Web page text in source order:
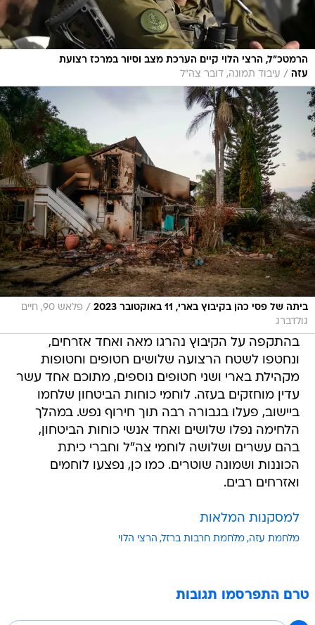
הרמטכ״ל, הרצי הלוי קיים הערכת מצב וסיור במרכז רצועת
עזה / עיבוד תמונה, דובר צה"ל
ביתה של פסי כהן בקיבוץ בארי, 11 באוקטובר 2023 /
פלאש 90, חיים
גולדברג
בהתקפה על הקיבוץ נהרגו מאה ואחד אזרחים,
ונחטפו לשטח הרצועה שלושים חטופים וחטופות
מקהילת בארי ושני חטופים נוספים, מתוכם אחד עשר
עדין מוחזקים בעזה. לוחמי כוחות הביטחון שלחמו
ביישוב, פעלו בגבורה רבה תוך חירוף נפש. במהלך
הלחימה נפלו שלושים ואחד אנשי כוחות הביטחון,
בהם עשרים ושלושה לוחמי צה"ל וחברי כיתת
הכוננות ושמונה שוטרים. כמו כן, נפצעו לוחמים
ואזרחים רבים.
למסקנות המלאות
מלחמת עזה מלחמת חרבות ברזל הרצי הלוי
טרם התפרסמו תגובות